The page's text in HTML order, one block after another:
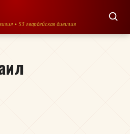
• 53 гвардейская дивизия